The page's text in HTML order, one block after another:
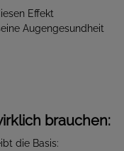
Effekt
Augengesundheit
brauchen:
die Basis: